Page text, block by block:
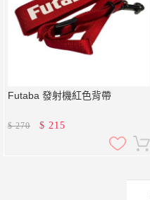
Futaba 發射機紅色背帶
$270 $ 215